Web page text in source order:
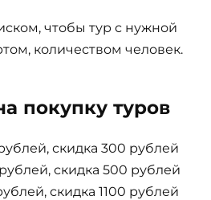
чтобы тур с нужной
количеством человек.
покупку туров
скидка 300 рублей
скидка 500 рублей
скидка 1100 рублей